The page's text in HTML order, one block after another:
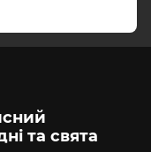
та свята